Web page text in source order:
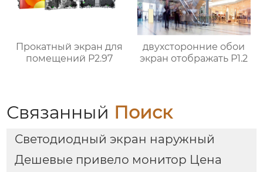
Прокатный экран для
помещений P2.97
двухсторонние обои
экран отображать P1.2
Связанный Поиск
Светодиодный экран наружный
Дешевые привело монитор Цена